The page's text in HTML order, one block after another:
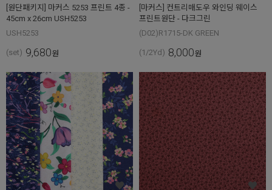
[원단패키지] 마커스 5253 프린트 4종 -
45cm x 26cm USH5253
USH5253
(set) 9,680원
[마커스] 컨트리매도우 와인딩 웨이스
프린트원단 - 다크그린
(D02)R1715-DK GREEN
(1/2Yd) 8,000원